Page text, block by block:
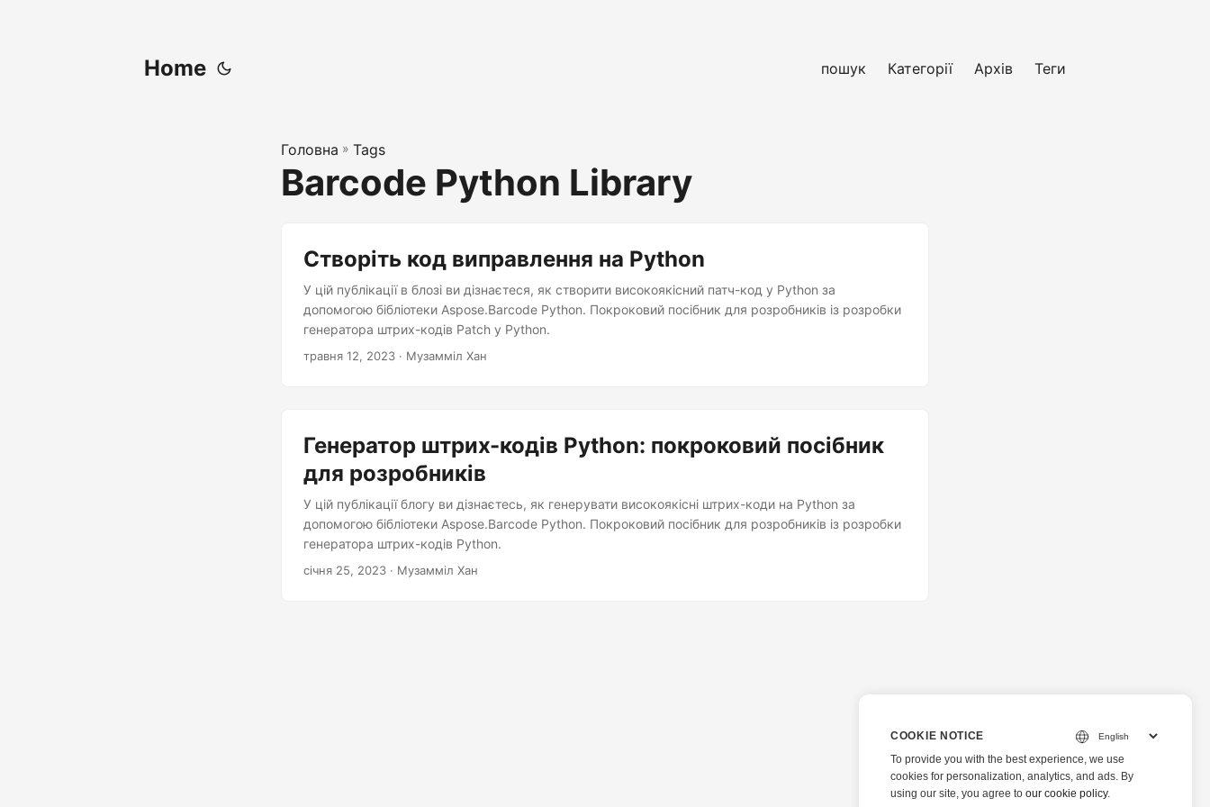
Home пошук Категорії Архів Теги
Головна » Tags
Barcode Python Library
Створіть код виправлення на Python
У цій публікації в блозі ви дізнаєтеся, як створити високоякісний патч-код у Python за
допомогою бібліотеки Aspose.Barcode Python. Покроковий посібник для розробників із розробки
генератора штрих-кодів Patch у Python.
травня 12, 2023 · Музамміл Хан
Генератор штрих-кодів Python: покроковий посібник
для розробників
У цій публікації блогу ви дізнаєтесь, як генерувати високоякісні штрих-коди на Python за
допомогою бібліотеки Aspose.Barcode Python. Покроковий посібник для розробників із розробки
генератора штрих-кодів Python.
січня 25, 2023 · Музамміл Хан
COOKIE NOTICE
To provide you with the best experience, we use
cookies for personalization, analytics, and ads. By
using our site, you agree to our cookie policy.